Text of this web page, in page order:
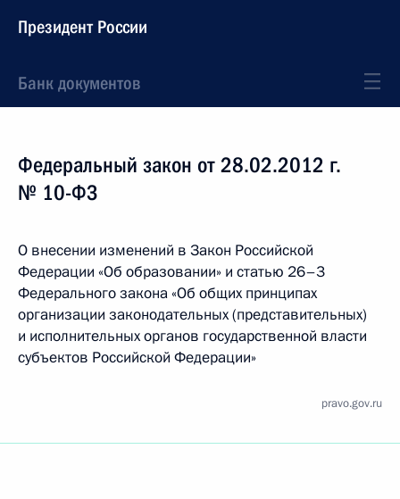
Президент России
Банк документов
Федеральный закон от 28.02.2012 г.
№ 10-ФЗ
О внесении изменений в Закон Российской
Федерации «Об образовании» и статью 26–3
Федерального закона «Об общих принципах
организации законодательных (представительных)
и исполнительных органов государственной власти
субъектов Российской Федерации»
pravo.gov.ru